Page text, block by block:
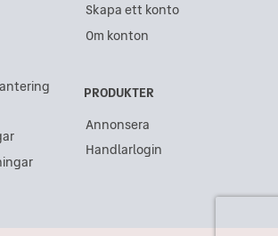
Skapa ett konto
Om konton
PRODUKTER
Annonsera
Handlarlogin